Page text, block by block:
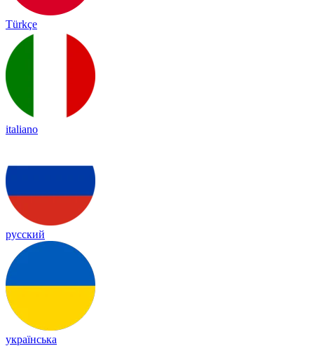
Türkçe
italiano
русский
українська